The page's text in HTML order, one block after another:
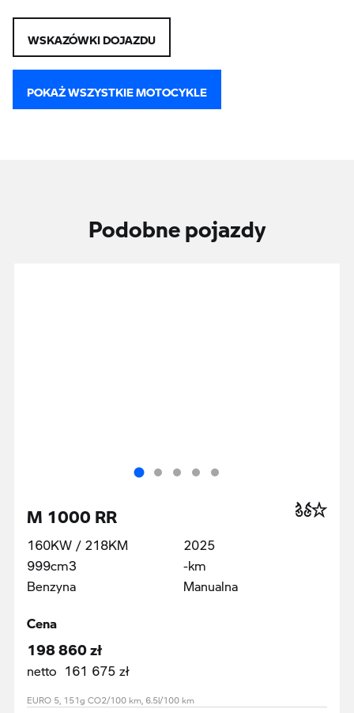
WSKAZÓWKI DOJAZDU
POKAŻ WSZYSTKIE MOTOCYKLE
Podobne pojazdy
M 1000 RR
160KW / 218KM
999cm3
Benzyna
2025
-km
Manualna
Cena
198 860 zł
netto 161 675 zł
EURO 5, 151g CO2/100 km, 6.5l/100 km